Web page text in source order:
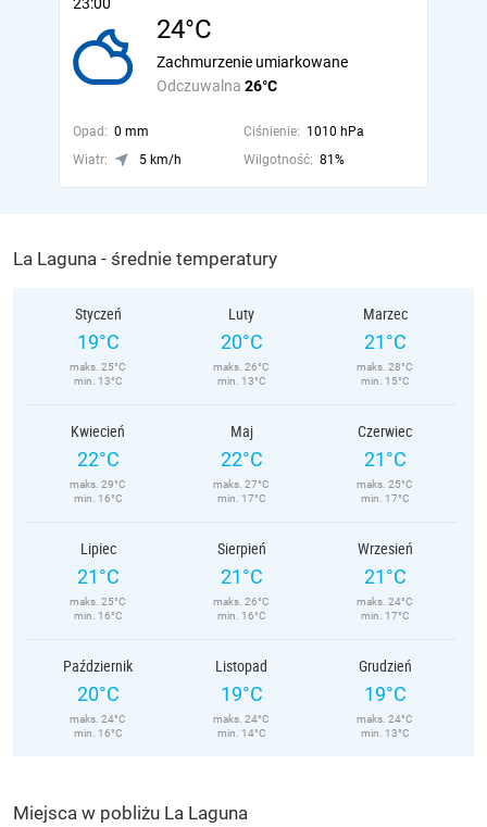
24°C
Odczuwalna 26°C
Zachmurzenie umiarkowane
Opad: 0 mm Ciśnienie: 1010 hPa
Wiatr:
5 km/h Wilgotność: 81%
La Laguna - średnie temperatury
Styczeń
19°C
maks. 25°C
min. 13°C
Luty
20°C
maks. 26°C
min. 13°C
Marzec
21°C
maks. 28°C
min. 15°C
Kwiecień
22°C
maks. 29°C
min. 16°C
Maj
22°C
maks. 27°C
min. 17°C
Czerwiec
21°C
maks. 25°C
min. 17°C
Lipiec
21°C
maks. 25°C
min. 16°C
Sierpień
21°C
maks. 26°C
min. 16°C
Wrzesień
21°C
maks. 24°C
min. 17°C
Październik
20°C
maks. 24°C
min. 16°C
Listopad
19°C
maks. 24°C
min. 14°C
Grudzień
19°C
maks. 24°C
min. 13°C
Miejsca w pobliżu La Laguna